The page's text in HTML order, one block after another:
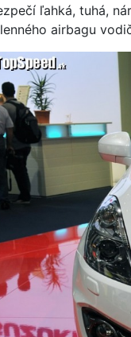
ľahká, tuhá,
airbagu